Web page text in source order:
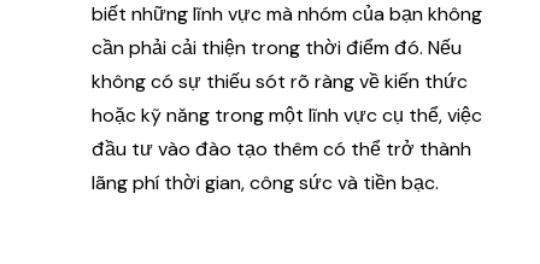
biết những lĩnh vực mà nhóm của bạn không
cần phải cải thiện trong thời điểm đó. Nếu
không có sự thiếu sót rõ ràng về kiến thức
hoặc kỹ năng trong một lĩnh vực cụ thể, việc
đầu tư vào đào tạo thêm có thể trở thành
lãng phí thời gian, công sức và tiền bạc.